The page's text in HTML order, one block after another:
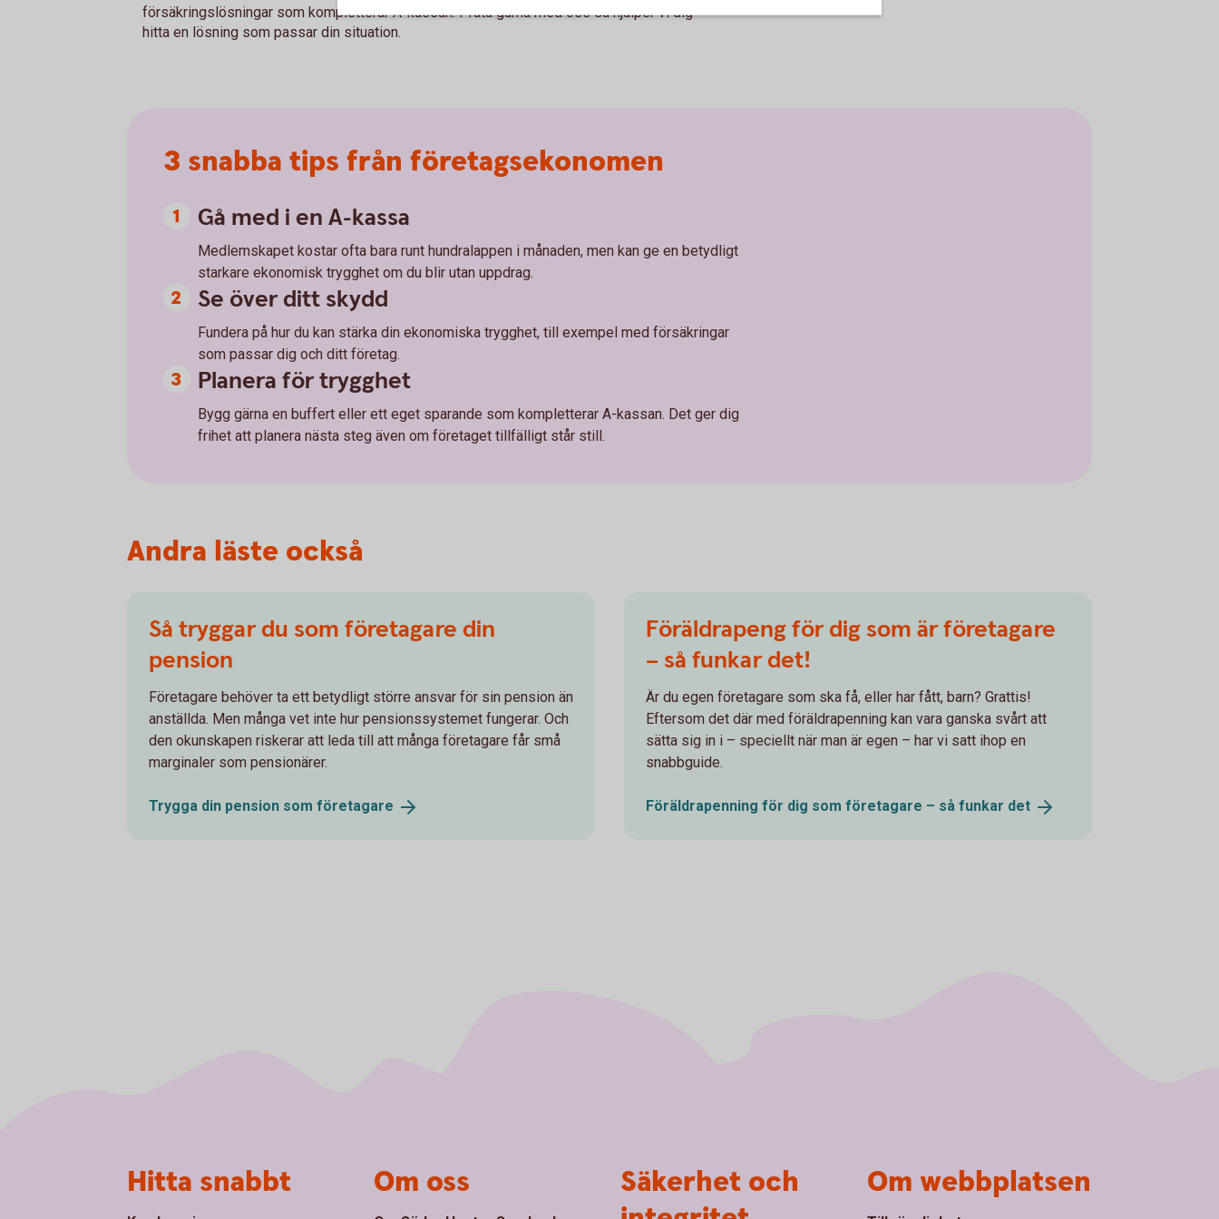
försäkringslösningar som kompletterar A-kassan. Prata gärna med oss så hjälper vi dig
hitta en lösning som passar din situation.
3 snabba tips från företagsekonomen
Gå med i en A-kassa
Medlemskapet kostar ofta bara runt hundralappen i månaden, men kan ge en betydligt
starkare ekonomisk trygghet om du blir utan uppdrag.
Se över ditt skydd
Fundera på hur du kan stärka din ekonomiska trygghet, till exempel med försäkringar
som passar dig och ditt företag.
Planera för trygghet
Bygg gärna en buffert eller ett eget sparande som kompletterar A-kassan. Det ger dig
frihet att planera nästa steg även om företaget tillfälligt står still.
Andra läste också
Så tryggar du som företagare din
pension
Företagare behöver ta ett betydligt större ansvar för sin pension än
anställda. Men många vet inte hur pensionssystemet fungerar. Och
den okunskapen riskerar att leda till att många företagare får små
marginaler som pensionärer.
Trygga din pension som företagare
Föräldrapeng för dig som är företagare
– så funkar det!
Är du egen företagare som ska få, eller har fått, barn? Grattis!
Eftersom det där med föräldrapenning kan vara ganska svårt att
sätta sig in i – speciellt när man är egen – har vi satt ihop en
snabbguide.
Föräldrapenning för dig som företagare – så funkar det
Hitta snabbt Om oss
Säkerhet och
Om webbplatsen